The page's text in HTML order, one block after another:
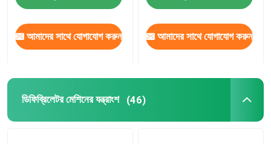
আমাদের সাথে যোগাযোগ করুন আমাদের সাথে যোগাযোগ করুন
ডিফিব্রিলেটর মেশিনের যন্ত্রাংশ (46)